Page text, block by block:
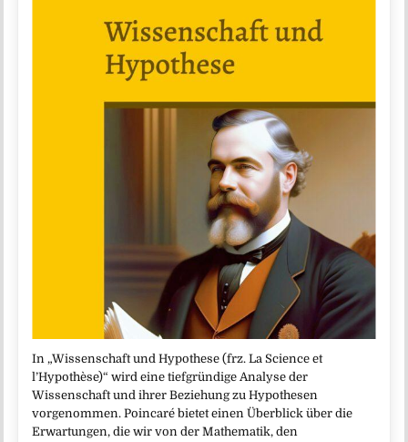
In „Wissenschaft und Hypothese (frz. La Science et
l’Hypothèse)“ wird eine tiefgründige Analyse der
Wissenschaft und ihrer Beziehung zu Hypothesen
vorgenommen. Poincaré bietet einen Überblick über die
Erwartungen, die wir von der Mathematik, den